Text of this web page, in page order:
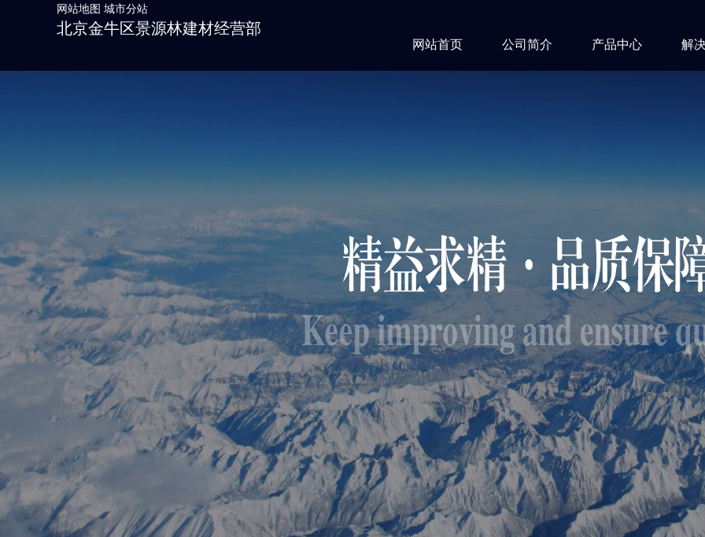
网站地图 城市分站
北京金牛区景源林建材经营部
网站首页 公司简介 产品中心 解